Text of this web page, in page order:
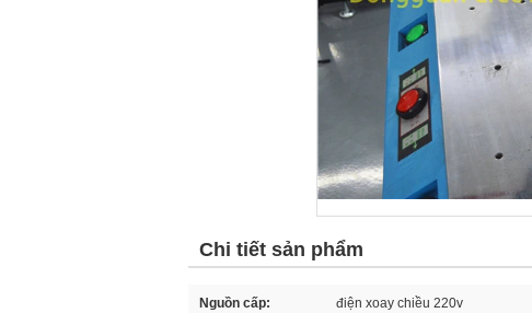
Chi tiết sản phẩm
Nguồn cấp: điện xoay chiều 220v